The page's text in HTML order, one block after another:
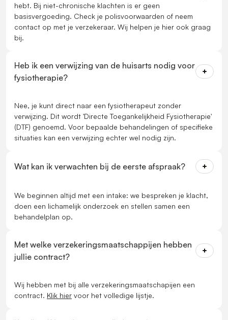
hebt. Bij niet-chronische klachten is er geen
basisvergoeding. Check je polisvoorwaarden of neem
contact op met je verzekeraar. Wij helpen je hier ook graag
bij.
Heb ik een verwijzing van de huisarts nodig voor
fysiotherapie?
Nee, je kunt direct naar een fysiotherapeut zonder
verwijzing. Dit wordt 'Directe Toegankelijkheid Fysiotherapie'
(DTF) genoemd. Voor bepaalde behandelingen of specifieke
situaties kan een verwijzing echter wel nodig zijn.
Wat kan ik verwachten bij de eerste afspraak?
We beginnen altijd met een intake: we bespreken je klacht,
doen een lichamelijk onderzoek en stellen samen een
behandelplan op.
Met welke verzekeringsmaatschappijen hebben
jullie contract?
Wij hebben met bij alle verzekeringsmaatschapijen een
contract. Klik hier voor het volledige lijstje.